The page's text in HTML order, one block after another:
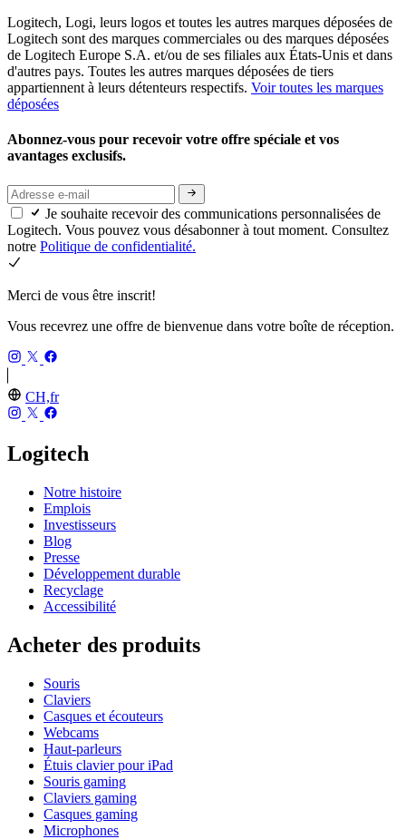
Logitech, Logi, leurs logos et toutes les autres marques déposées de
Logitech sont des marques commerciales ou des marques déposées
de Logitech Europe S.A. et/ou de ses filiales aux États-Unis et dans
d'autres pays. Toutes les autres marques déposées de tiers
appartiennent à leurs détenteurs respectifs. Voir toutes les marques
déposées
Abonnez-vous pour recevoir votre offre spéciale et vos
avantages exclusifs.
Je souhaite recevoir des communications personnalisées de
Logitech. Vous pouvez vous désabonner à tout moment. Consultez
notre Politique de confidentialité.
Merci de vous être inscrit!
Vous recevrez une offre de bienvenue dans votre boîte de réception.
CH,fr
Logitech
Notre histoire
Emplois
Investisseurs
Blog
Presse
Développement durable
Recyclage
Accessibilité
Acheter des produits
Souris
Claviers
Casques et écouteurs
Webcams
Haut-parleurs
Étuis clavier pour iPad
Souris gaming
Claviers gaming
Casques gaming
Microphones